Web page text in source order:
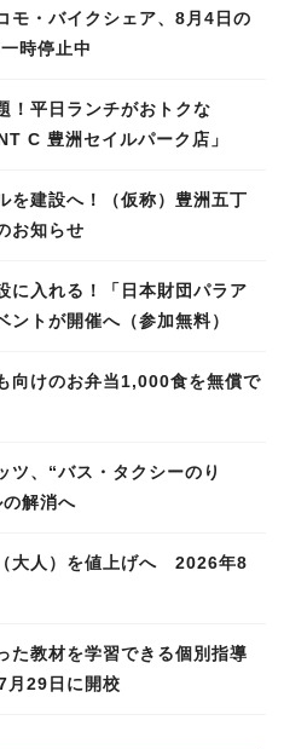
モ・バイクシェア、8月4日の
時停止中
！平日ランチがおトクな
C 豊洲セイルパーク店」
を建設へ！（仮称）豊洲五丁
お知らせ
に入れる！「日本財団パラア
ントが開催へ（参加無料）
向けのお弁当1,000食を無償で
ツ、“バス・タクシーのり
解消へ
大人）を値上げへ 2026年8
た教材を学習できる個別指導
月29日に開校